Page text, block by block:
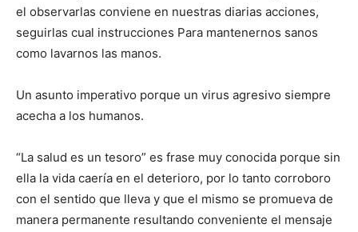
el observarlas conviene en nuestras diarias acciones,
seguirlas cual instrucciones Para mantenernos sanos
como lavarnos las manos.
Un asunto imperativo porque un virus agresivo siempre
acecha a los humanos.
“La salud es un tesoro” es frase muy conocida porque sin
ella la vida caería en el deterioro, por lo tanto corroboro
con el sentido que lleva y que el mismo se promueva de
manera permanente resultando conveniente el mensaje